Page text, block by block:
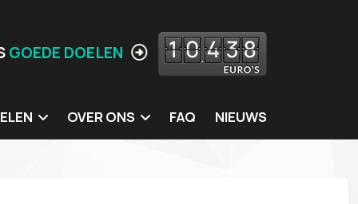
GOEDE DOELEN 10 438
OVER ONS
Jouw locatie hier?
FAQ NIEUWS